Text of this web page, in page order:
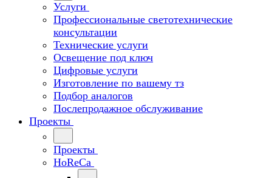
Услуги
Профессиональные светотехнические
консультации
Технические услуги
Освещение под ключ
Цифровые услуги
Изготовление по вашему тз
Подбор аналогов
Послепродажное обслуживание
Проекты
Проекты
HoReCa